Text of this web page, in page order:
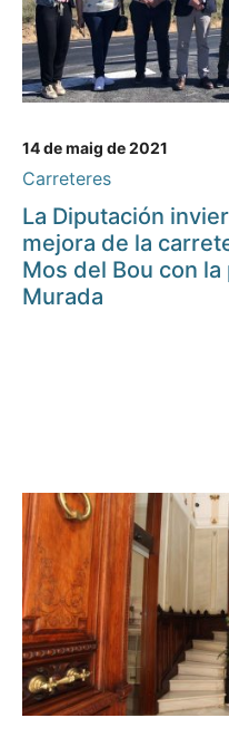
14 de maig de 2021
Carreteres
La Diputación
mejora de la
Mos del Bou con
Murada